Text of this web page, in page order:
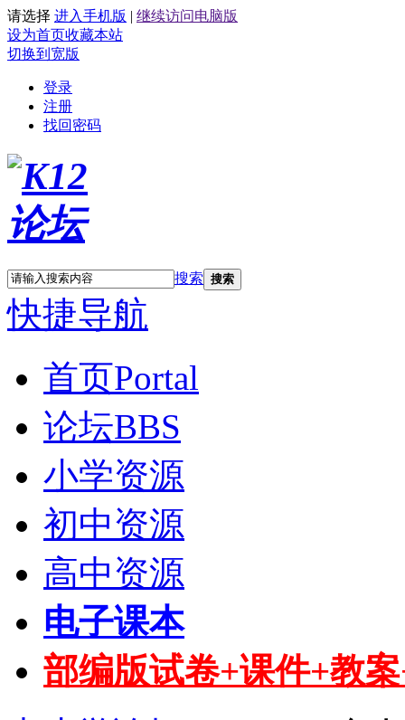
请选择 进入手机版 | 继续访问电脑版
设为首页收藏本站
切换到宽版
登录
注册
找回密码
搜索 搜索
快捷导航
首页Portal
论坛BBS
小学资源
初中资源
高中资源
电子课本
部编版试卷+课件+教